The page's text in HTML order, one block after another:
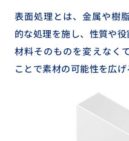
表面処理とは、金属や樹
的な処理を施し、性質や役
材料そのものを変えなく
ことで素材の可能性を広げ